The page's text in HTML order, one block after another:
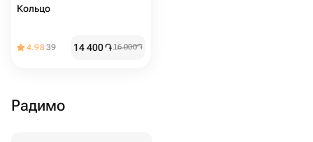
Кольцо
4.9839 14 400֏16 000֏
Радимо